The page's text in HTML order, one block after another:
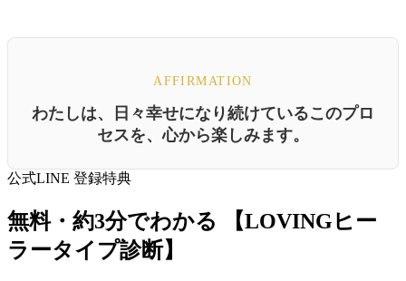
AFFIRMATION
わたしは、日々幸せになり続けているこのプロ
セスを、心から楽しみます。
公式LINE 登録特典
無料・約3分でわかる
【LOVINGヒー
ラータイプ診断】